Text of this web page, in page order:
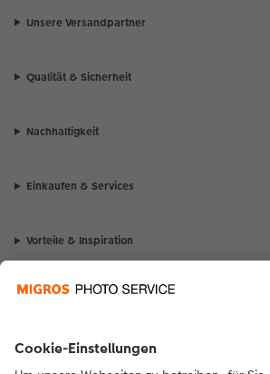
Unsere Versandpartner
Qualität & Sicherheit
Nachhaltigkeit
Einkaufen & Services
Vorteile & Inspiration
Kontakt & Hilfe
Die Migros